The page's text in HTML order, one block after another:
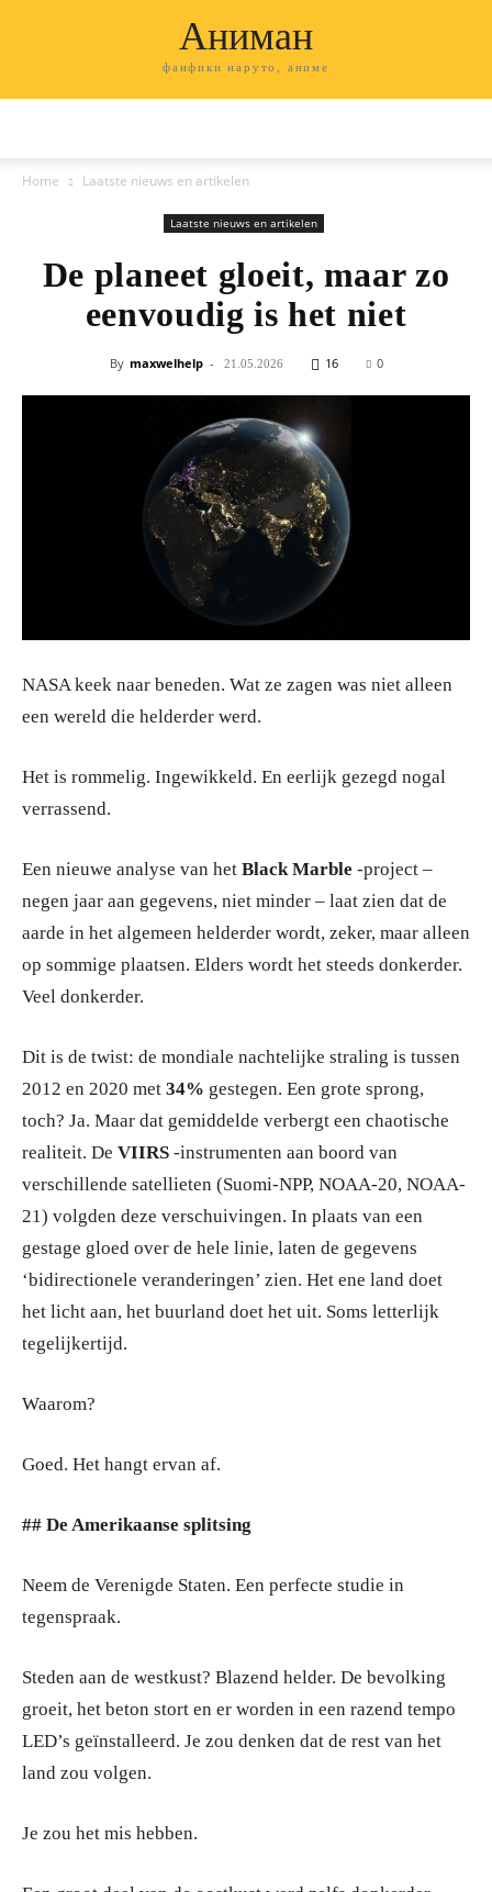
Аниман
фанфики наруто, аниме
Home Laatste nieuws en artikelen
Laatste nieuws en artikelen
De planeet gloeit, maar zo
eenvoudig is het niet
By maxwelhelp - 21.05.2026 16 0
NASA keek naar beneden. Wat ze zagen was niet alleen
een wereld die helderder werd.
Het is rommelig. Ingewikkeld. En eerlijk gezegd nogal
verrassend.
Een nieuwe analyse van het Black Marble -project –
negen jaar aan gegevens, niet minder – laat zien dat de
aarde in het algemeen helderder wordt, zeker, maar alleen
op sommige plaatsen. Elders wordt het steeds donkerder.
Veel donkerder.
Dit is de twist: de mondiale nachtelijke straling is tussen
2012 en 2020 met 34% gestegen. Een grote sprong,
toch? Ja. Maar dat gemiddelde verbergt een chaotische
realiteit. De VIIRS -instrumenten aan boord van
verschillende satellieten (Suomi-NPP, NOAA-20, NOAA-
21) volgden deze verschuivingen. In plaats van een
gestage gloed over de hele linie, laten de gegevens
‘bidirectionele veranderingen’ zien. Het ene land doet
het licht aan, het buurland doet het uit. Soms letterlijk
tegelijkertijd.
Waarom?
Goed. Het hangt ervan af.
## De Amerikaanse splitsing
Neem de Verenigde Staten. Een perfecte studie in
tegenspraak.
Steden aan de westkust? Blazend helder. De bevolking
groeit, het beton stort en er worden in een razend tempo
LED’s geïnstalleerd. Je zou denken dat de rest van het
land zou volgen.
Je zou het mis hebben.